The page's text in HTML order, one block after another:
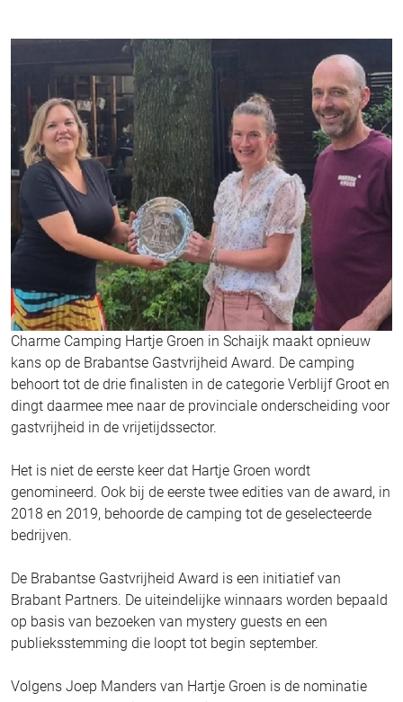
Charme Camping Hartje Groen in Schaijk maakt opnieuw
kans op de Brabantse Gastvrijheid Award. De camping
behoort tot de drie finalisten in de categorie Verblijf Groot en
dingt daarmee mee naar de provinciale onderscheiding voor
gastvrijheid in de vrijetijdssector.
Het is niet de eerste keer dat Hartje Groen wordt
genomineerd. Ook bij de eerste twee edities van de award, in
2018 en 2019, behoorde de camping tot de geselecteerde
bedrijven.
De Brabantse Gastvrijheid Award is een initiatief van
Brabant Partners. De uiteindelijke winnaars worden bepaald
op basis van bezoeken van mystery guests en een
publieksstemming die loopt tot begin september.
Volgens Joep Manders van Hartje Groen is de nominatie